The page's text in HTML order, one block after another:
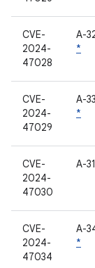
CVE-
2024-
47028
A-
*
CVE-
2024-
47029
A-
*
CVE-
2024-
47030
A-
CVE-
2024-
47034
A-
*